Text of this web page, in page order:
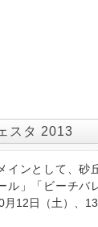
スタ 2013
インとして、
ル」「ビーチ
月12日（土）、